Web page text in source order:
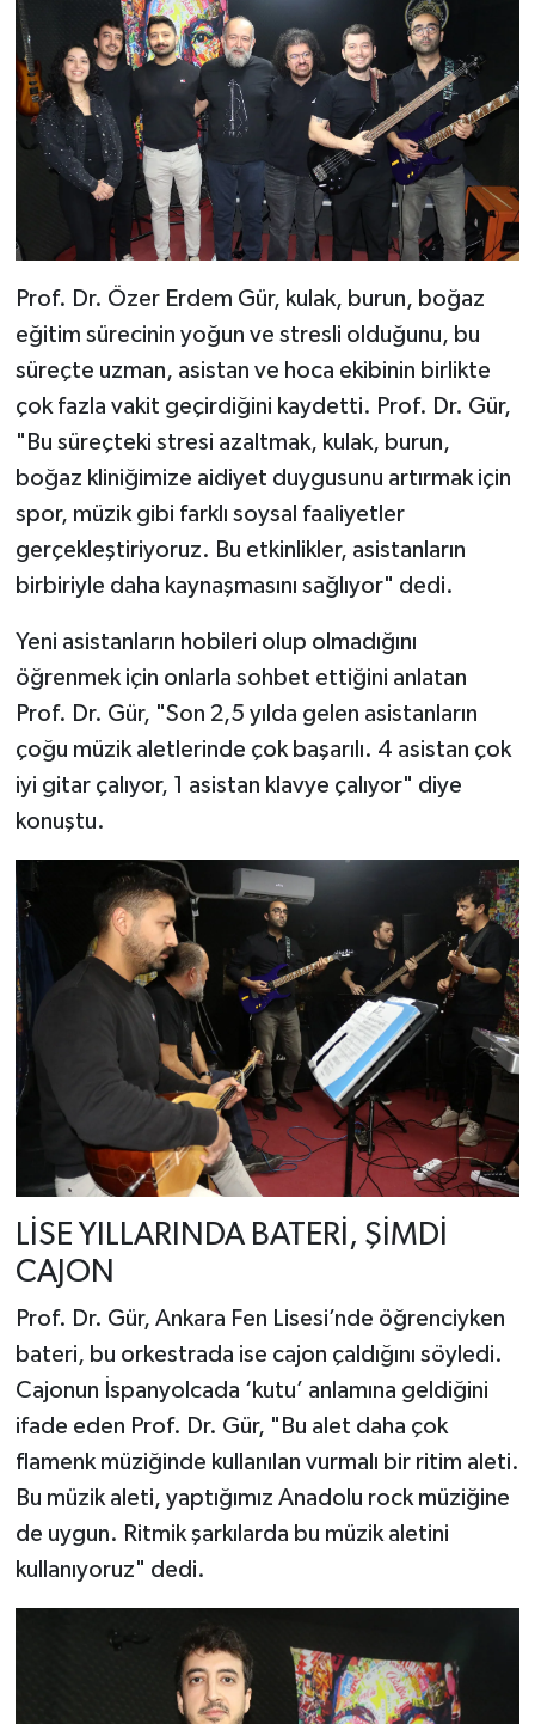
Prof. Dr. Özer Erdem Gür, kulak, burun, boğaz
eğitim sürecinin yoğun ve stresli olduğunu, bu
süreçte uzman, asistan ve hoca ekibinin birlikte
çok fazla vakit geçirdiğini kaydetti. Prof. Dr. Gür,
"Bu süreçteki stresi azaltmak, kulak, burun,
boğaz kliniğimize aidiyet duygusunu artırmak için
spor, müzik gibi farklı soysal faaliyetler
gerçekleştiriyoruz. Bu etkinlikler, asistanların
birbiriyle daha kaynaşmasını sağlıyor" dedi.
Yeni asistanların hobileri olup olmadığını
öğrenmek için onlarla sohbet ettiğini anlatan
Prof. Dr. Gür, "Son 2,5 yılda gelen asistanların
çoğu müzik aletlerinde çok başarılı. 4 asistan çok
iyi gitar çalıyor, 1 asistan klavye çalıyor" diye
konuştu.
LİSE YILLARINDA BATERİ, ŞİMDİ
CAJON
Prof. Dr. Gür, Ankara Fen Lisesi’nde öğrenciyken
bateri, bu orkestrada ise cajon çaldığını söyledi.
Cajonun İspanyolcada ‘kutu’ anlamına geldiğini
ifade eden Prof. Dr. Gür, "Bu alet daha çok
flamenk müziğinde kullanılan vurmalı bir ritim aleti.
Bu müzik aleti, yaptığımız Anadolu rock müziğine
de uygun. Ritmik şarkılarda bu müzik aletini
kullanıyoruz" dedi.